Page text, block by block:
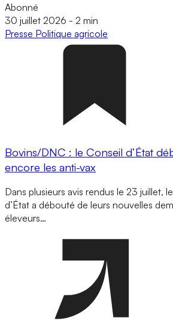
Abonné
30 juillet 2026 - 2 min
Presse Politique agricole
Bovins/DNC : le Conseil d’État
encore les anti-vax
Dans plusieurs avis rendus le 23 juillet,
d’État a débouté de leurs nouvelles
éleveurs…